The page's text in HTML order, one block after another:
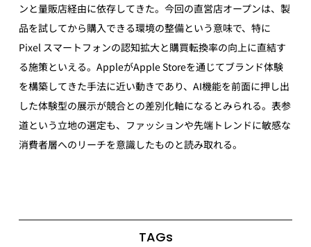
ンと量販店経由に依存してきた。今回の直営店オープンは、製
品を試してから購入できる環境の整備という意味で、特に
Pixel スマートフォンの認知拡大と購買転換率の向上に直結す
る施策といえる。AppleがApple Storeを通じてブランド体験
を構築してきた手法に近い動きであり、AI機能を前面に押し出
した体験型の展示が競合との差別化軸になるとみられる。表参
道という立地の選定も、ファッションや先端トレンドに敏感な
消費者層へのリーチを意識したものと読み取れる。
TAGs